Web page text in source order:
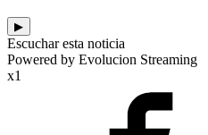
▶
Escuchar esta noticia
Powered by Evolucion Streaming
x1